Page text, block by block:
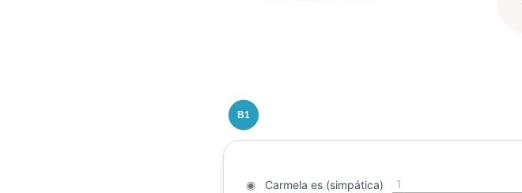
B1
◉Carmela es (simpática) 1